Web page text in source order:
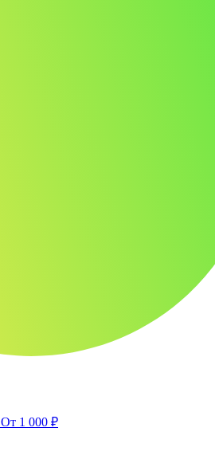
От 1 000 ₽